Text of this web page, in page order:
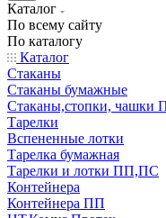
Каталог
По всему сайту
По каталогу
Каталог
Стаканы
Стаканы бумажные
Стаканы,стопки,
Тарелки
Вспененные лотки
Тарелка бумажная
Тарелки и лотки ПП,ПС
Контейнера
Контейнера ПП